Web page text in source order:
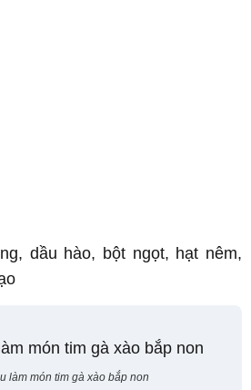
dầu hào, bột ngọt, hạt nêm,
làm món tim gà xào bắp non